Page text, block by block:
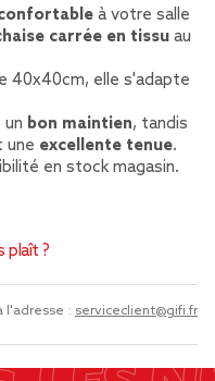
à votre salle
carrée en tissu au
40x40cm, elle s'adapte
un bon maintien, tandis
une excellente tenue.
en stock magasin.
plaît ?
l'adresse : serviceclient@gifi.fr